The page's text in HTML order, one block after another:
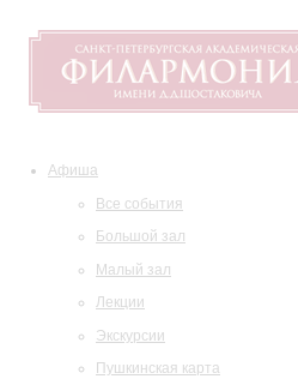
Афиша
Все события
Большой зал
Малый зал
Лекции
Экскурсии
Пушкинская карта